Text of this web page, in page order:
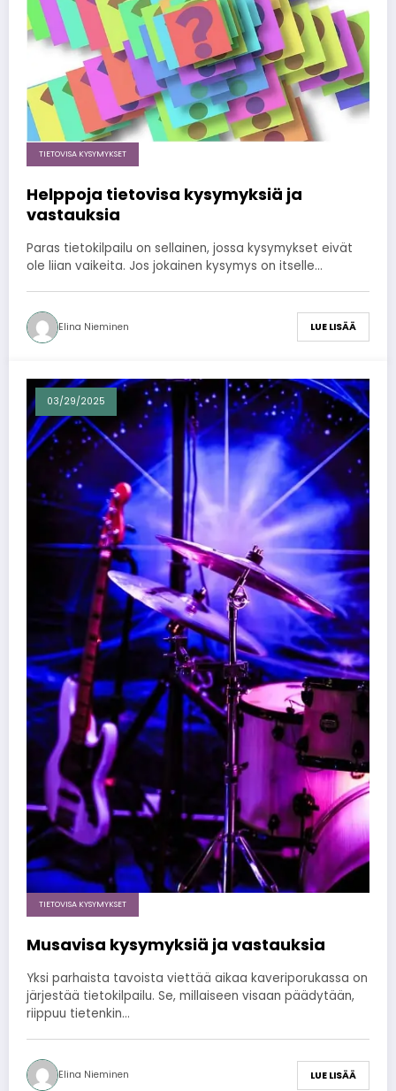
TIETOVISA KYSYMYKSET
Helppoja tietovisa kysymyksiä ja
vastauksia
Paras tietokilpailu on sellainen, jossa kysymykset eivät
ole liian vaikeita. Jos jokainen kysymys on itselle…
Elina Nieminen LUE LISÄÄ
03/29/2025
TIETOVISA KYSYMYKSET
Musavisa kysymyksiä ja vastauksia
Yksi parhaista tavoista viettää aikaa kaveriporukassa on
järjestää tietokilpailu. Se, millaiseen visaan päädytään,
riippuu tietenkin…
Elina Nieminen LUE LISÄÄ